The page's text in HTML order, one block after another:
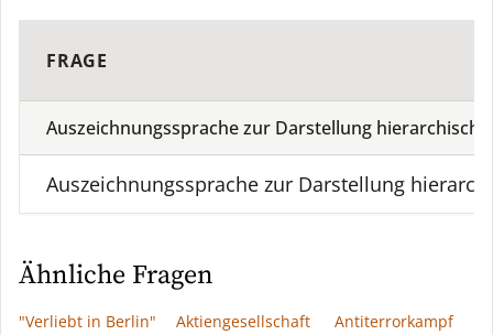
FRAGE
Auszeichnungssprache zur Darstellung
Auszeichnungssprache zur Darstellung
Ähnliche Fragen
"Verliebt in Berlin"
Aktiengesellschaft
Antiterrorkampf